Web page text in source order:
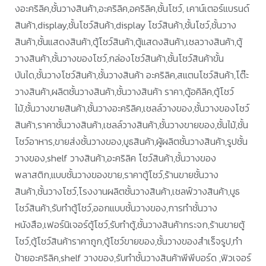
งอะคริลิค,ชั้นวางสินค้า,อะคริลิค,อคริลิค,ชั้นโชว์, เคาน์เตอร์แบรนด์
สินค้า,display,ชั้นโชว์สินค้า,display โชว์สินค้า,ชั้นโชว์,ชั้นวาง
สินค้า,ชั้นแสดงสินค้า,ตู้โชว์สินค้า,ตู้แสดงสินค้า,เชลวางสินค้า,ตู้
วางสินค้า,ชั้นวางของโชว์,กล่องโชว์สินค้า,ชั้นโชว์สินค้าขั้น
บันได,ชั้นวางโชว์สินค้า,ชั้นวางสินค้า อะคริลิค,สแตนโชว์สินค้า,โต๊ะ
วางสินค้า,ผลิตชั้นวางสินค้า,ชั้นวางสินค้า ราคา,ตู้อคิลิค,ตู้โชว์
ไม้,ชั้นวางขายสินค้า,ชั้นวางอะคริลิค,เชลล์วางของ,ชั้นวางของโชว์
สินค้า,ราคาชั้นวางสินค้า,เชลล์วางสินค้า,ชั้นวางขายของ,ชั้นไม้,ชั้น
โชว์อาหาร,ขายส่งชั้นวางของ,บูธสินค้า,ผู้ผลิตชั้นวางสินค้า,รูปชั้น
วางของ,shelf วางสินค้า,อะคริลิค โชว์สินค้า,ชั้นวางของ
พลาสติก,แบบชั้นวางของขาย,ราคาตู้โชว์,ร้านขายชั้นวาง
สินค้า,ชั้นวางโชว์,โรงงานผลิตชั้นวางสินค้า,เชลฟ์วางสินค้า,บูธ
โชว์สินค้า,รับทำตู้โชว์,ออกแบบชั้นวางของ,การทำชั้นวาง
หนังสือ,เฟอร์นิเจอร์ตู้โชว์,รับทำตู้,ชั้นวางสินค้ากระจก,ร้านขายตู้
โชว์,ตู้โชว์สินค้าราคาถูก,ตู้โชว์ขายของ,ชั้นวางของสำเร็จรูป,ทำ
ป้ายอะคริลิค,shelf วางของ,รับทำชั้นวางสินค้าพีพีบอร์ด ,ฟิวเจอร์